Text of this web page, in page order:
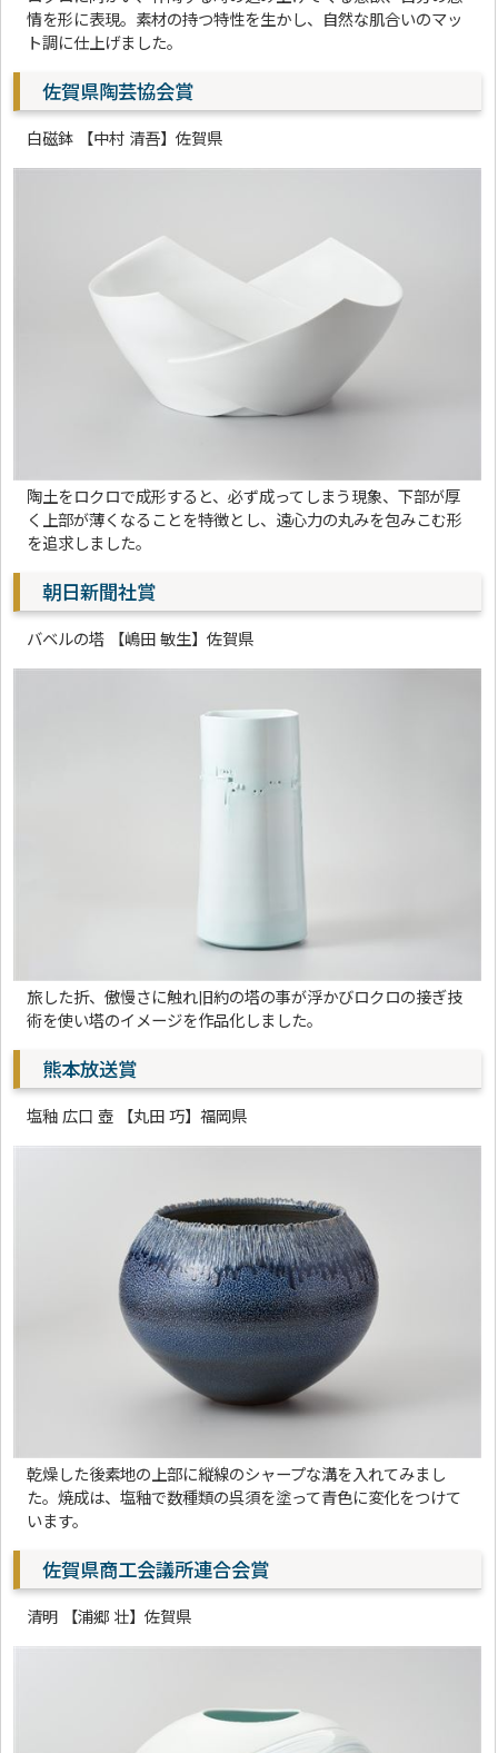
情を形に表現。素材の持つ特性を生かし、自然な肌合いのマッ
ト調に仕上げました。
佐賀県陶芸協会賞
白磁鉢 【中村 清吾】佐賀県
陶土をロクロで成形すると、必ず成ってしまう現象、下部が厚
く上部が薄くなることを特徴とし、遠心力の丸みを包みこむ形
を追求しました。
朝日新聞社賞
バベルの塔 【嶋田 敏生】佐賀県
旅した折、傲慢さに触れ旧約の塔の事が浮かびロクロの接ぎ技
術を使い塔のイメージを作品化しました。
熊本放送賞
塩釉 広口 壺 【丸田 巧】福岡県
乾燥した後素地の上部に縦線のシャープな溝を入れてみまし
た。焼成は、塩釉で数種類の呉須を塗って青色に変化をつけて
います。
佐賀県商工会議所連合会賞
清明 【浦郷 壮】佐賀県